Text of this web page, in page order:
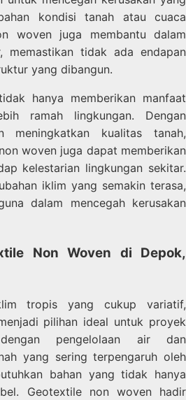
kondisi tanah atau cuaca
woven juga membantu dalam
memastikan tidak ada endapan
yang dibangun.
hanya memberikan manfaat
ramah lingkungan. Dengan
meningkatkan kualitas tanah,
woven juga dapat memberikan
kelestarian lingkungan sekitar.
iklim yang semakin terasa,
dalam mencegah kerusakan
Non Woven di Depok,
tropis yang cukup variatif,
pilihan ideal untuk proyek
pengelolaan air dan
yang sering terpengaruh oleh
bahan yang tidak hanya
Geotextile non woven hadir